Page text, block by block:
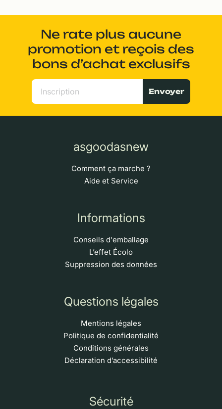
Ne rate plus aucune
promotion et reçois des
bons d’achat exclusifs
Envoyer
asgoodasnew
Comment ça marche ?
Aide et Service
Informations
Conseils d'emballage
L’effet Écolo
Suppression des données
Questions légales
Mentions légales
Politique de confidentialité
Conditions générales
Déclaration d’accessibilité
Sécurité